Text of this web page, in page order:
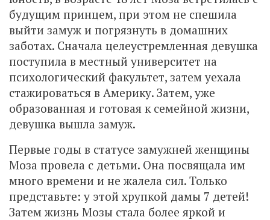
будущим принцем, при этом не спешила
выйти замуж и погрязнуть в домашних
заботах. Сначала целеустремленная девушка
поступила в местный университет на
психологический факультет, затем уехала
стажироваться в Америку. Затем, уже
образованная и готовая к семейной жизни,
девушка вышла замуж.
Первые годы в статусе замужней женщины
Моза провела с детьми. Она посвящала им
много времени и не жалела сил. Только
представьте: у этой хрупкой дамы 7 детей!
Затем жизнь Мозы стала более яркой и